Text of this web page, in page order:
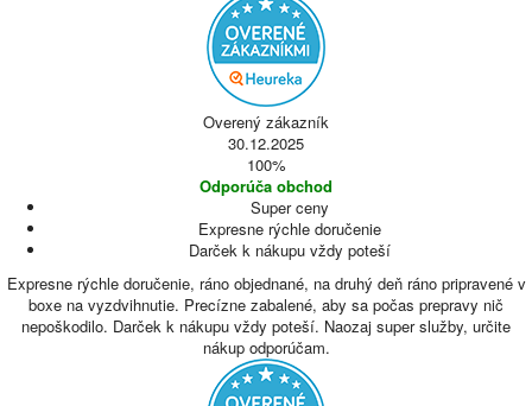
Overený zákazník
30.12.2025
100%
Odporúča obchod
Super ceny
Expresne rýchle doručenie
Darček k nákupu vždy poteší
Expresne rýchle doručenie, ráno objednané, na druhý deň ráno pripravené v
boxe na vyzdvihnutie. Precízne zabalené, aby sa počas prepravy nič
nepoškodilo. Darček k nákupu vždy poteší. Naozaj super služby, určite
nákup odporúčam.